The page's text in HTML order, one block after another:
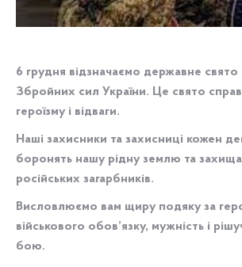
6 грудня відзначаємо державне
Збройних сил України. Це свято
героїзму і відваги.
Наші захисники та захисниці кожен
боронять нашу рідну землю та
російських загарбників.
Висловлюємо вам щиру подяку за
військового обов’язку, мужність і
бою.